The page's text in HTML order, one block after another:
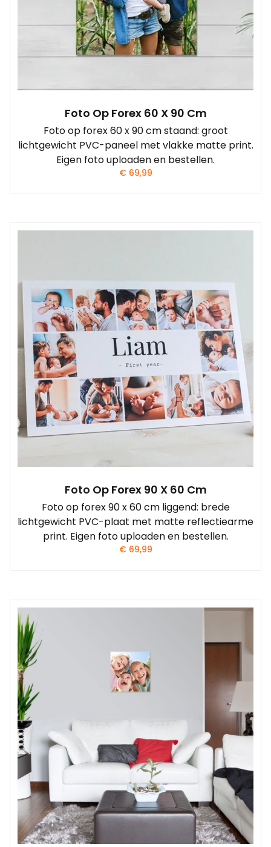
Foto Op Forex 60 X 90 Cm
Foto op forex 60 x 90 cm staand: groot
lichtgewicht PVC-paneel met vlakke matte print.
Eigen foto uploaden en bestellen.
€69,99
Foto Op Forex 90 X 60 Cm
Foto op forex 90 x 60 cm liggend: brede
lichtgewicht PVC-plaat met matte reflectiearme
print. Eigen foto uploaden en bestellen.
€69,99